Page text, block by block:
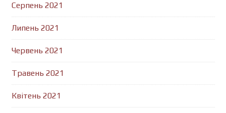
Серпень 2021
Липень 2021
Червень 2021
Травень 2021
Квітень 2021